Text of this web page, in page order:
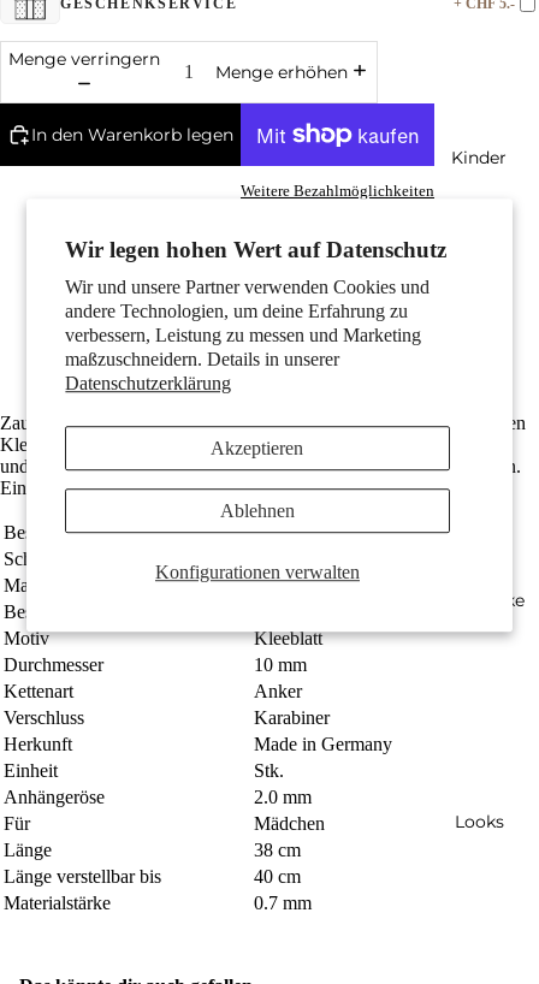
Wir legen hohen Wert auf Datenschutz
Wir und unsere Partner verwenden Cookies und
andere Technologien, um deine Erfahrung zu
verbessern, Leistung zu messen und Marketing
maßzuschneidern. Details in unserer
Datenschutzerklärung
Konfigurationen verwalten
Akzeptieren
Ablehnen
Kinder
Geschenke
Looks
GESCHENKSERVICE
Menge verringern
Menge erhöhen
In den Warenkorb legen
Weitere Bezahlmöglichkeiten
Anlaufschutz durch Rhodiumbeschichtung
Mit robustem Karabinerverschluss
Die Länge ist von 38 bis 40 cm verstellbar
Der Innendurchmesser der Öse beträgt 2.0 mm
Der Durchmesser beträgt 10 mm
Kostenlose Lieferung
Zauberhafte Mädchenkette aus hochwertigem Silber mit einem zarten
Kleeblatt-Anhänger. Das zeitlose Design bringt Glück in jeden Tag
und ist das perfekte Accessoire für kleine und große Entdeckerinnen.
Ein liebevolles Geschenk mit symbolischer Bedeutung.
Bestellnummer
544770
Schmuckart
Material
Silber
Beschichtung
Motiv
Kleeblatt
Durchmesser
10 mm
Kettenart
Anker
Verschluss
Karabiner
Herkunft
Made in Germany
Einheit
Stk.
Anhängeröse
2.0 mm
Für
Mädchen
Länge
38 cm
Länge verstellbar bis
40 cm
Materialstärke
0.7 mm